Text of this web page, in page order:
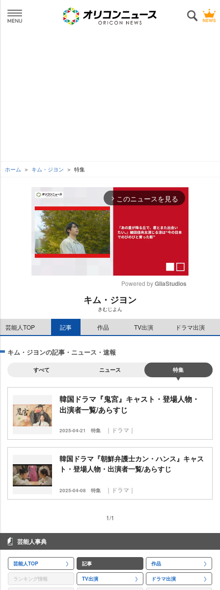
ホーム キム・ジヨン 特集
arrow_forward_ios このニュースを見る
Powered by GliaStudios
キム・ジヨン
きむじよん
芸能人TOP 記事 作品 TV出演 ドラマ出演
キム・ジヨンの記事・ニュース・速報
すべて ニュース 特集
韓国ドラマ『鬼宮』キャスト・登場人物・
出演者一覧/あらすじ
2025-04-21 特集 ｜ドラマ｜
韓国ドラマ『朝鮮弁護士カン・ハンス』キャス
ト・登場人物・出演者一覧/あらすじ
2025-04-08 特集 ｜ドラマ｜
1/1
芸能人事典
芸能人TOP 記事 作品
ランキング情報 TV出演 ドラマ出演